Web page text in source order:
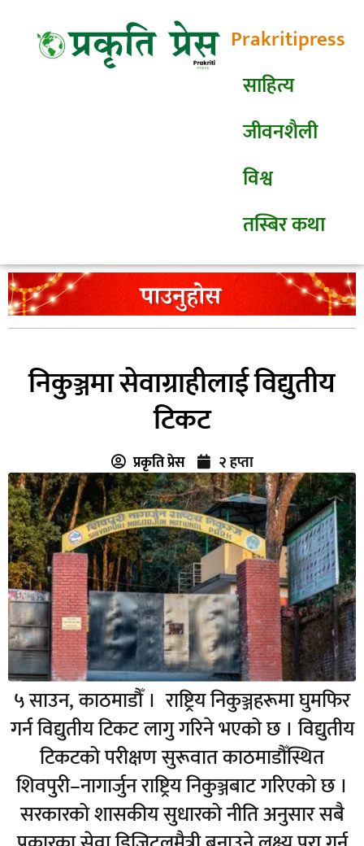
Prakritipress
साहित्य
जीवनशैली
विश्व
तस्बिर कथा
निकुञ्जमा सेवाग्राहीलाई विद्युतीय
टिकट
प्रकृति प्रेस २ हप्ता
५ साउन, काठमाडौँ । राष्ट्रिय निकुञ्जहरूमा घुमफिर
गर्न विद्युतीय टिकट लागु गरिने भएको छ । विद्युतीय
टिकटको परीक्षण सुरूवात काठमाडौँस्थित
शिवपुरी–नागार्जुन राष्ट्रिय निकुञ्जबाट गरिएको छ ।
सरकारको शासकीय सुधारको नीति अनुसार सबै